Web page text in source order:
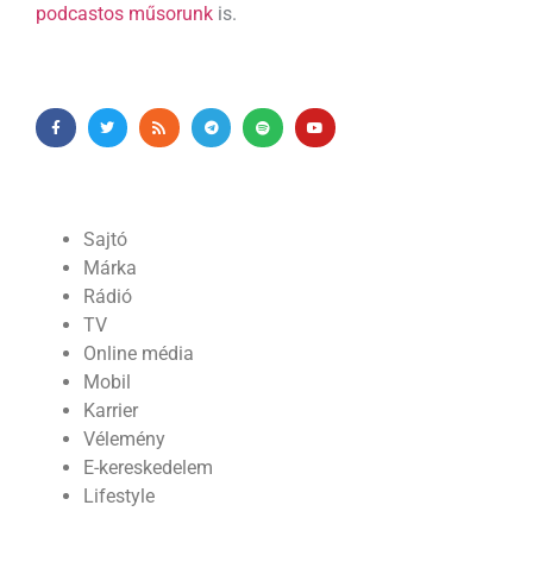
podcastos műsorunk is.
Sajtó
Márka
Rádió
TV
Online média
Mobil
Karrier
Vélemény
E-kereskedelem
Lifestyle